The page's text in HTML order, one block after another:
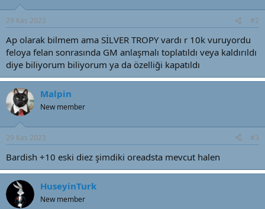
29 Kas 2023 #2
Ap olarak bilmem ama SİLVER TROPY vardı r 10k vuruyordu
feloya felan sonrasında GM anlaşmalı toplatıldı veya kaldırıldı
diye biliyorum biliyorum ya da özelliği kapatıldı
Malpin
New member
29 Kas 2023 #3
Bardish +10 eski diez şimdiki oreadsta mevcut halen
HuseyinTurk
New member